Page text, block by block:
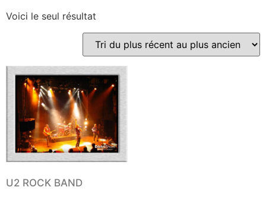
Voici le seul résultat
U2 ROCK BAND